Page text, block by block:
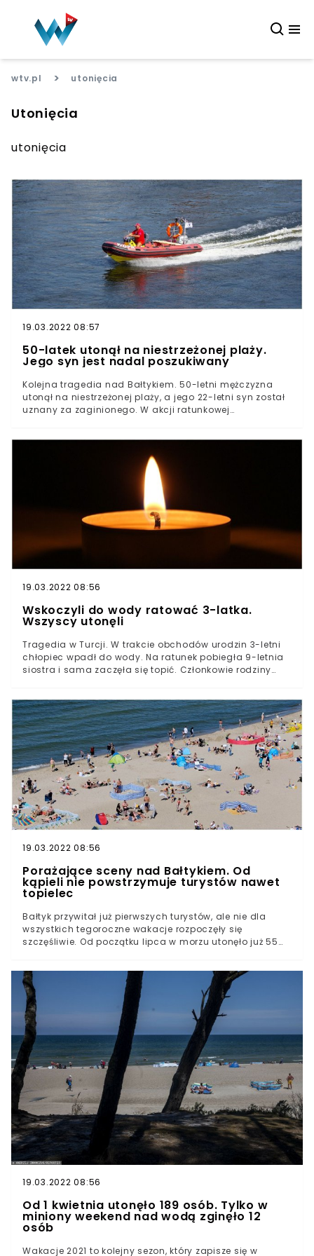
wtv.pl > utonięcia
Utonięcia
utonięcia
19.03.2022 08:57
50-latek utonął na niestrzeżonej plaży.
Jego syn jest nadal poszukiwany
Kolejna tragedia nad Bałtykiem. 50-letni mężczyzna
utonął na niestrzeżonej plaży, a jego 22-letni syn został
uznany za zaginionego. W akcji ratunkowej
19.03.2022 08:56
Wskoczyli do wody ratować 3-latka.
Wszyscy utonęli
Tragedia w Turcji. W trakcie obchodów urodzin 3-letni
chłopiec wpadł do wody. Na ratunek pobiegła 9-letnia
siostra i sama zaczęła się topić. Członkowie rodziny
19.03.2022 08:56
Porażające sceny nad Bałtykiem. Od
kąpieli nie powstrzymuje turystów nawet
topielec
Bałtyk przywitał już pierwszych turystów, ale nie dla
wszystkich tegoroczne wakacje rozpoczęły się
szczęśliwie. Od początku lipca w morzu utonęło już 55
od kąpieli.
19.03.2022 08:56
Od 1 kwietnia utonęło 189 osób. Tylko w
miniony weekend nad wodą zginęło 12
osób
Wakacje 2021 to kolejny sezon, który zapisze się w